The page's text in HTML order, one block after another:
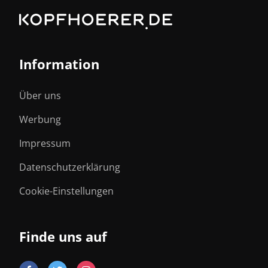
Information
Über uns
Werbung
Impressum
Datenschutzerklärung
Cookie-Einstellungen
Finde uns auf